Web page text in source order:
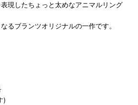
現したちょっと太めなアニマルリング
るブランツオリジナルの一作です。
)